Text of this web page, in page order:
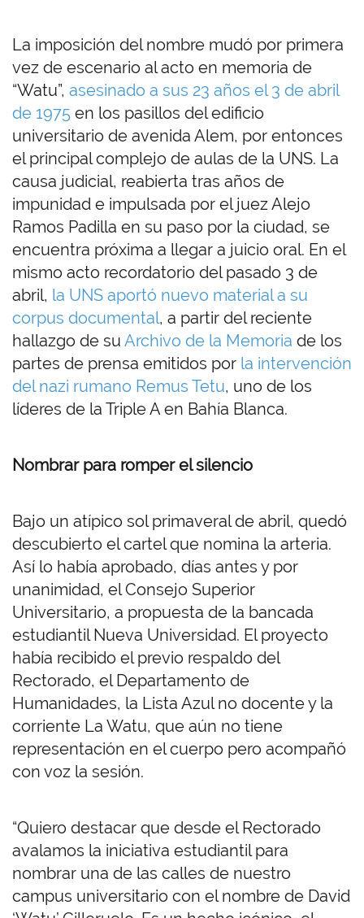
La imposición del nombre mudó por primera
vez de escenario al acto en memoria de
“Watu”, asesinado a sus 23 años el 3 de abril
de 1975 en los pasillos del edificio
universitario de avenida Alem, por entonces
el principal complejo de aulas de la UNS. La
causa judicial, reabierta tras años de
impunidad e impulsada por el juez Alejo
Ramos Padilla en su paso por la ciudad, se
encuentra próxima a llegar a juicio oral. En el
mismo acto recordatorio del pasado 3 de
abril, la UNS aportó nuevo material a su
corpus documental, a partir del reciente
hallazgo de su Archivo de la Memoria de los
partes de prensa emitidos por la intervención
del nazi rumano Remus Tetu, uno de los
líderes de la Triple A en Bahía Blanca.
Nombrar para romper el silencio
Bajo un atípico sol primaveral de abril, quedó
descubierto el cartel que nomina la arteria.
Así lo había aprobado, días antes y por
unanimidad, el Consejo Superior
Universitario, a propuesta de la bancada
estudiantil Nueva Universidad. El proyecto
había recibido el previo respaldo del
Rectorado, el Departamento de
Humanidades, la Lista Azul no docente y la
corriente La Watu, que aún no tiene
representación en el cuerpo pero acompañó
con voz la sesión.
“Quiero destacar que desde el Rectorado
avalamos la iniciativa estudiantil para
nombrar una de las calles de nuestro
campus universitario con el nombre de David